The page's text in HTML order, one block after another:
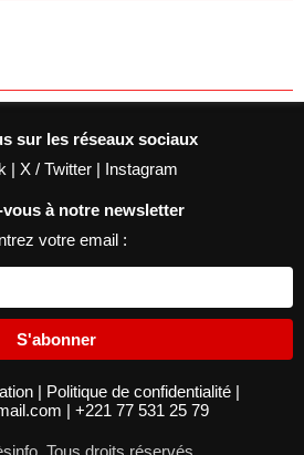
sur les réseaux sociaux
| X / Twitter | Instagram
à notre newsletter
votre email :
S'abonner
| Politique de confidentialité |
| +221 77 531 25 79
Tous droits réservés.